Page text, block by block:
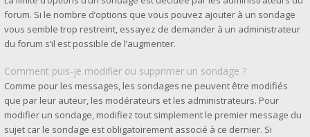
forum. Si le nombre d’options que vous pouvez ajouter à un sondage
vous semble trop restreint, essayez de demander à un administrateur
du forum s’il est possible de l’augmenter.
Comment puis-je modifier ou supprimer un sondage ?
Comme pour les messages, les sondages ne peuvent être modifiés
que par leur auteur, les modérateurs et les administrateurs. Pour
modifier un sondage, modifiez tout simplement le premier message du
sujet car le sondage est obligatoirement associé à ce dernier. Si